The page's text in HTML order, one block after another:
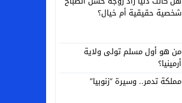
شخصية حقيقية أم خيال؟
من هو أول مسلم تولى ولاية
أرمينيا؟
مملكة تدمر.. وسيرة “زنوبيا”